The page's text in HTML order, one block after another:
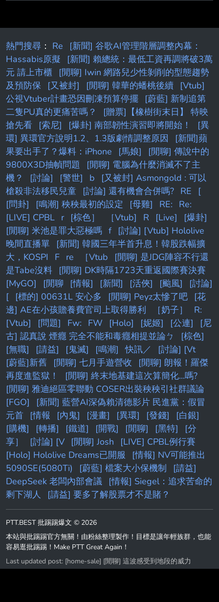
熱門搜尋 ： Re
[新聞] 谷歌AI管理階層調整內幕：
Hassabis原擬
[新聞] 賴總統：最低工資再調將破3萬
元 請上市櫃
[閒聊] Iwin 網路兒少性剝削的型態趨勢
及預防保
[又被封] [閒聊] 韓華的蟠桃後續
[Vtub]
公視Vtuber計畫恐因刪凍預算停擺
[蔚藍] 新制追第
二隻PU真的更痛苦嗎？
[贈票]【橡樹街末日】 特映
搶先看
[索尼] [爆卦] 南部韌性演習即將開始！
[異
環] 異環官方說明1.2、1.3版劇情調整原因
[新聞]蘋
果要出手了？爆料：iPhone
[馬娘]
[閒聊] 傳說中的
9800X3D抽幀問題
[閒聊] 電腦為什麼消滅不了主
機？
[討論] [警世] b
[又被封] Asmongold : 可以
槍殺非法移民兒童
[討論] 還有機會合併嗎? RE
[
[問卦]
[鳴潮] 秧秧最初的設定 [母雞] RE:
Re:
[LIVE] CPBL r [棕色］ ［Vtub] R [Live]
[爆卦]
[閒聊] 米池是罪大惡極嗎 f
[討論] [Vtub] Hololive
晚間直播單
[新聞] 韓國三年半首升息！韓股跌幅擴
大，KOSPI
F re ［Vtub
[閒聊] 是JDG陣容不行還
是Tabe沒料
[閒聊] DK時隔1723天重返國際賽決賽
[MyGO]
[閒聊 [情報] [新聞] [活俠] [颱風]
[討論]
[
[標的] 00631L 安心多 [閒聊] Peyz太慘了吧
[花
邊] AE在小孩贍養費官司上取得勝利
［奶子］
R:
[Vtub]
[問題] Fw: FW [Holo] [妮姬] [公連]
[尼
古] 認真說 煙癮 完全不能和毒癮相提並論ㄅ
[棕色]
[無職]
[請益] [鬼滅] [鳴潮] 快訊／
[討論] [Vt
[蔚藍]新舊
[閒聊] 七月手遊營收
[閒聊] 朗報！羅傑
再度進監獄！
[閒聊] 終末地基建這次算簡化...嗎?
[閒聊] 雅迪絕區零聯動 COSER出裝秧秧引社群議論
[FGO]
[新聞] 藍營AI深偽賴清德影片 民進黨：假冒
元首
[情報 [內鬼] [漫畫] [異環] [發錢]
[白銀]
[購機]
[轉播] [鐵道] [開戰] [閒聊] [黑特]
[分
享］
[討論] [V [閒聊] Josh
[LIVE] CPBL例行賽
[Holo] Hololive Dreams已開服
[情報] NV可能推出
5090SE(5080Ti)
[蔚藍] 檔案大小保機制
[請益]
DeepSeek 老闆內部會議
[情報] Siegel：追求苦命的
剩下湖人
[請益] 要多了解股票才不是賭？
PTT.BEST 批踢踢爆文 © 2026
本站與批踢踢官方無關！由粉絲整理製作！目標是讓年輕族群，也能
容易逛批踢踢！Make PTT Great Again！
Last updated post: [home-sale] [閒聊] 這波感受到地段的威力